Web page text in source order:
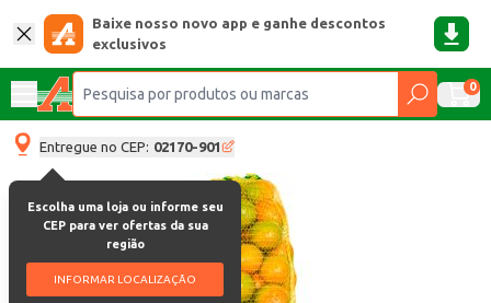
Baixe nosso novo app e ganhe descontos
exclusivos
0
Entregue no CEP: 02170-901
Escolha uma loja ou informe seu
CEP para ver ofertas da sua
região
INFORMAR LOCALIZAÇÃO